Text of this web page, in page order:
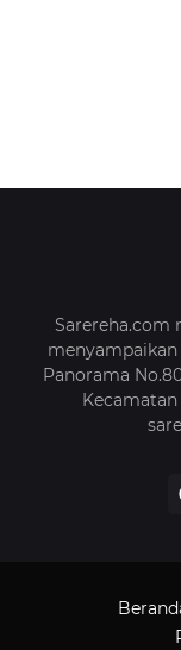
Sarereha.com
Panorama